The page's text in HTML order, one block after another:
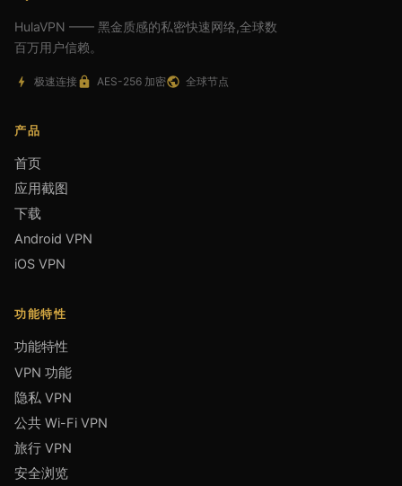
HulaVPN —— 黑金质感的私密快速网络,全球数
百万用户信赖。
极速连接 AES-256 加密 全球节点
产品
首页
应用截图
下载
Android VPN
iOS VPN
功能特性
功能特性
VPN 功能
隐私 VPN
公共 Wi-Fi VPN
旅行 VPN
安全浏览